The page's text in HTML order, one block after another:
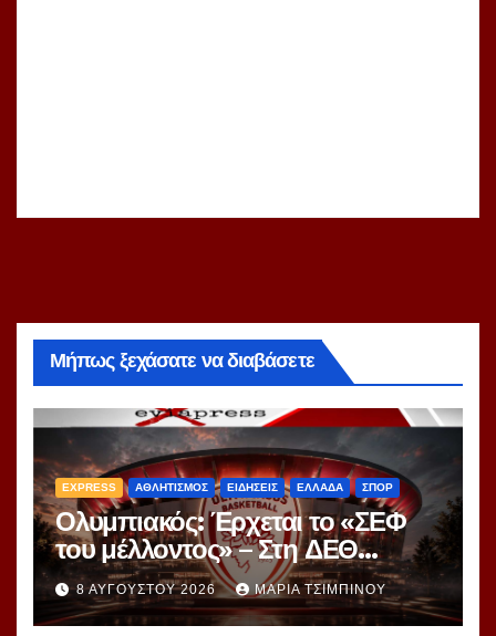
Μήπως ξεχάσατε να διαβάσετε
EXPRESS ΑΘΛΗΤΙΣΜΟΣ ΕΙΔΗΣΕΙΣ ΕΛΛΑΔΑ ΣΠΟΡ
Ολυμπιακός: Έρχεται το «ΣΕΦ
του μέλλοντος» – Στη ΔΕΘ
αποκαλύπτεται το μεγάλο
project 40ετίας
8 ΑΥΓΟΎΣΤΟΥ 2026 ΜΑΡΊΑ ΤΣΙΜΠΙΝΟΎ